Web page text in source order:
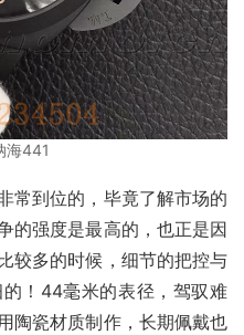
海441
常到位的，毕竟了解市场的
的强度是最高的，也正是因
较多的时候，细节的把控与
！44毫米的表径，驾驭难
陶瓷材质制作，长期佩戴也